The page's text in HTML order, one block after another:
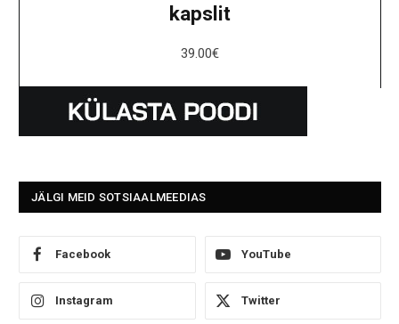
kapslit
39.00€
JÄLGI MEID SOTSIAALMEEDIAS
Facebook YouTube
Instagram Twitter